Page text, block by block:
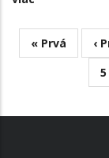
PAGINATION
First
page
« Prvá ‹
5